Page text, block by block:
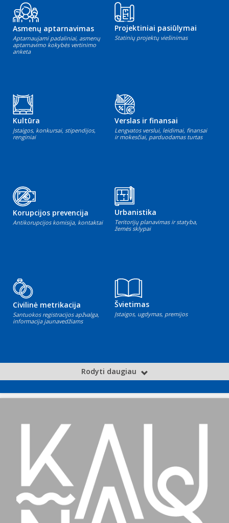
Asmenų aptarnavimas
Aptarnaujami padaliniai, asmenų
aptarnavimo kokybės vertinimo
anketa
Projektiniai pasiūlymai
Statinių projektų viešinimas
Kultūra
Įstaigos, konkursai, stipendijos,
renginiai
Verslas ir finansai
Lengvatos verslui, leidimai, finansai
ir mokesčiai, parduodamas turtas
Korupcijos prevencija
Antikorupcijos komisija, kontaktai
Urbanistika
Teritorijų planavimas ir statyba,
žemės sklypai
Civilinė metrikacija
Santuokos registracijos apžvalga,
informacija jaunavedžiams
Švietimas
Įstaigos, ugdymas, premijos
Rodyti daugiau